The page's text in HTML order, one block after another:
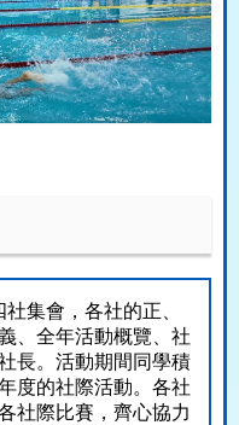
集會，各社的正、
、全年活動概覽、社
長。活動期間同學積
度的社際活動。各社
社際比賽，齊心協力